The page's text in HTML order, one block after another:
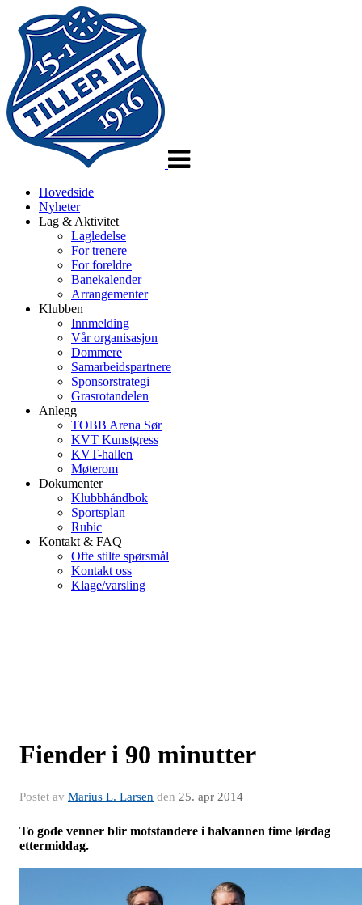
Hovedside
Nyheter
Lag & Aktivitet
Lagledelse
For trenere
For foreldre
Banekalender
Arrangementer
Klubben
Innmelding
Vår organisasjon
Dommere
Samarbeidspartnere
Sponsorstrategi
Grasrotandelen
Anlegg
TOBB Arena Sør
KVT Kunstgress
KVT-hallen
Møterom
Dokumenter
Klubbhåndbok
Sportsplan
Rubic
Kontakt & FAQ
Ofte stilte spørsmål
Kontakt oss
Klage/varsling
Fiender i 90 minutter
Postet av Marius L. Larsen den 25. apr 2014
To gode venner blir motstandere i halvannen time lørdag
ettermiddag.